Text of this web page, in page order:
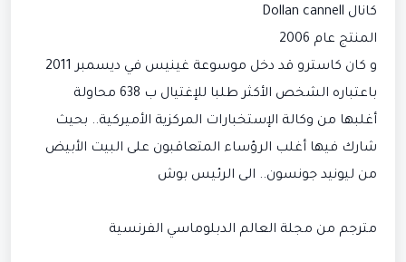
كانال Dollan cannell
المنتج عام 2006
و كان كاسترو قد دخل موسوعة غينيس في ديسمبر 2011
باعتباره الشخص الأكثر طلبا للإغتيال ب 638 محاولة
أغلبها من وكالة الإستخبارات المركزية الأميركية.. بحيث
شارك فيها أغلب الرؤساء المتعاقبون على البيت الأبيض
من ليونيد جونسون.. الى الرئيس بوش
مترجم من مجلة العالم الدبلوماسي الفرنسية